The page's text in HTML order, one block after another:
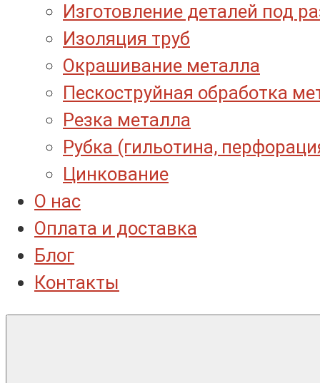
Изготовление деталей под
Изоляция труб
Окрашивание металла
Пескоструйная обработка
Резка металла
Рубка (гильотина,
Цинкование
О нас
Оплата и доставка
Блог
Контакты